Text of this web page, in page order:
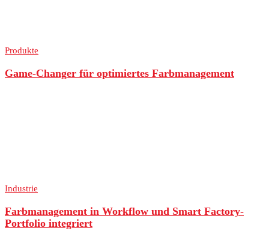
Produkte
Game-Changer für optimiertes Farbmanagement
Industrie
Farbmanagement in Workflow und Smart Factory-
Portfolio integriert